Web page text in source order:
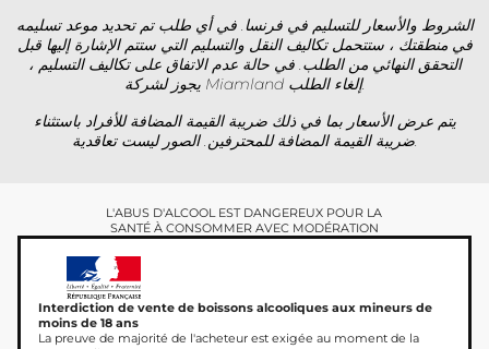
الشروط والأسعار للتسليم في فرنسا. في أي طلب تم تحديد موعد تسليمه
في منطقتك ، ستتحمل تكاليف النقل والتسليم التي ستتم الإشارة إليها قبل
التحقق النهائي من الطلب. في حالة عدم الاتفاق على تكاليف التسليم ،
يجوز لشركة Miamland إلغاء الطلب.
يتم عرض الأسعار بما في ذلك ضريبة القيمة المضافة للأفراد باستثناء
ضريبة القيمة المضافة للمحترفين. الصور ليست تعاقدية.
L'ABUS D'ALCOOL EST DANGEREUX POUR LA
SANTÉ À CONSOMMER AVEC MODÉRATION
Interdiction de vente de boissons alcooliques aux mineurs de
moins de 18 ans
La preuve de majorité de l'acheteur est exigée au moment de la